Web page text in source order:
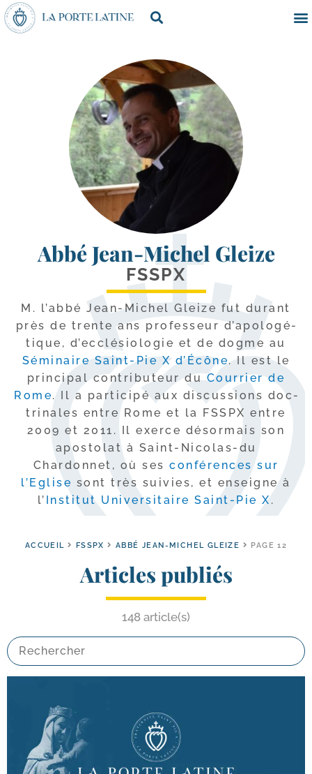
Abbé Jean-Michel Gleize
FSSPX
M. l’ab­bé Jean-​Michel Gleize fut durant
près de trente ans pro­fes­seur d’a­po­lo­gé­
tique, d’ec­clé­sio­lo­gie et de dogme au
Séminaire Saint-​Pie X d’Écône. Il est le
prin­ci­pal contri­bu­teur duCourrier de
Rome. Il a par­ti­ci­pé aux dis­cus­sions doc­
tri­nales entre Rome et la FSSPX entre
2009 et 2011. Il exerce désor­mais son
apos­to­lat à Saint-​Nicolas-​du
Chardonnet, où ses confé­rences sur
l’Eglise sont très sui­vies, et enseigne à
l’ Institut Universitaire Saint-​Pie X.
ACCUEIL FSSPX ABBÉ JEAN-MICHEL GLEIZE PAGE 12
Articles publiés
148 article(s)